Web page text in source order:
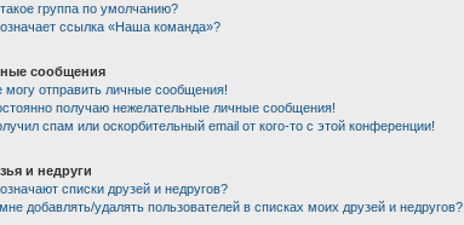
группа по умолчанию?
ссылка «Наша команда»?
сообщения
могу отправить личные сообщения!
получаю нежелательные личные сообщения!
спам или оскорбительный email от кого-то с этой конференции!
и недруги
списки друзей и недругов?
добавлять/удалять пользователей в списках моих друзей и недругов?